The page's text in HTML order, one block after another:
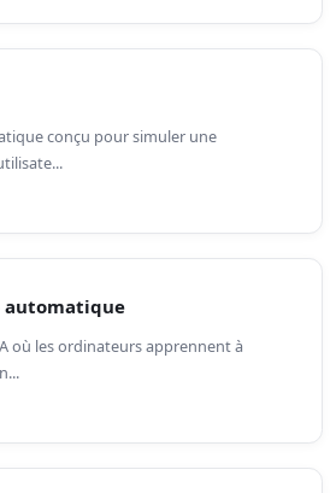
conçu pour simuler une
automatique
où les ordinateurs apprennent à